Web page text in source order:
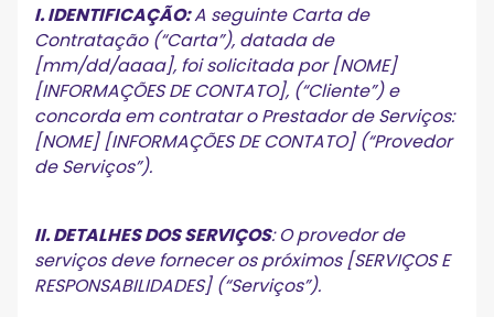
I. IDENTIFICAÇÃO:A seguinte Carta de
Contratação (“Carta”), datada de
[mm/dd/aaaa], foi solicitada por [NOME]
[INFORMAÇÕES DE CONTATO], (“Cliente”) e
concorda em contratar o Prestador de Serviços:
[NOME] [INFORMAÇÕES DE CONTATO] (“Provedor
de Serviços”).
II. DETALHES DOS SERVIÇOS: O provedor de
serviços deve fornecer os próximos [SERVIÇOS E
RESPONSABILIDADES] (“Serviços”).